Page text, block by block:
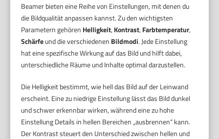
Beamer bieten eine Reihe von Einstellungen, mit denen du
die Bildqualität anpassen kannst. Zu den wichtigsten
Parametern gehören Helligkeit, Kontrast, Farbtemperatur,
Schärfeund die verschiedenen Bildmodi. Jede Einstellung
hat eine spezifische Wirkung auf das Bild und hilft dabei,
unterschiedliche Räume und Inhalte optimal darzustellen.
Die Helligkeit bestimmt, wie hell das Bild auf der Leinwand
erscheint. Eine zu niedrige Einstellung lässt das Bild dunkel
und schwer erkennbar wirken, während eine zu hohe
Einstellung Details in hellen Bereichen „ausbrennen“ kann.
Der Kontrast steuert den Unterschied zwischen hellen und